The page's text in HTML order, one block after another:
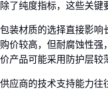
除了纯度指标，这些关键
包装材质的选择直接影响
购价较高，但耐腐蚀性强
价产品可能采用防护层较
供应商的技术支持能力往